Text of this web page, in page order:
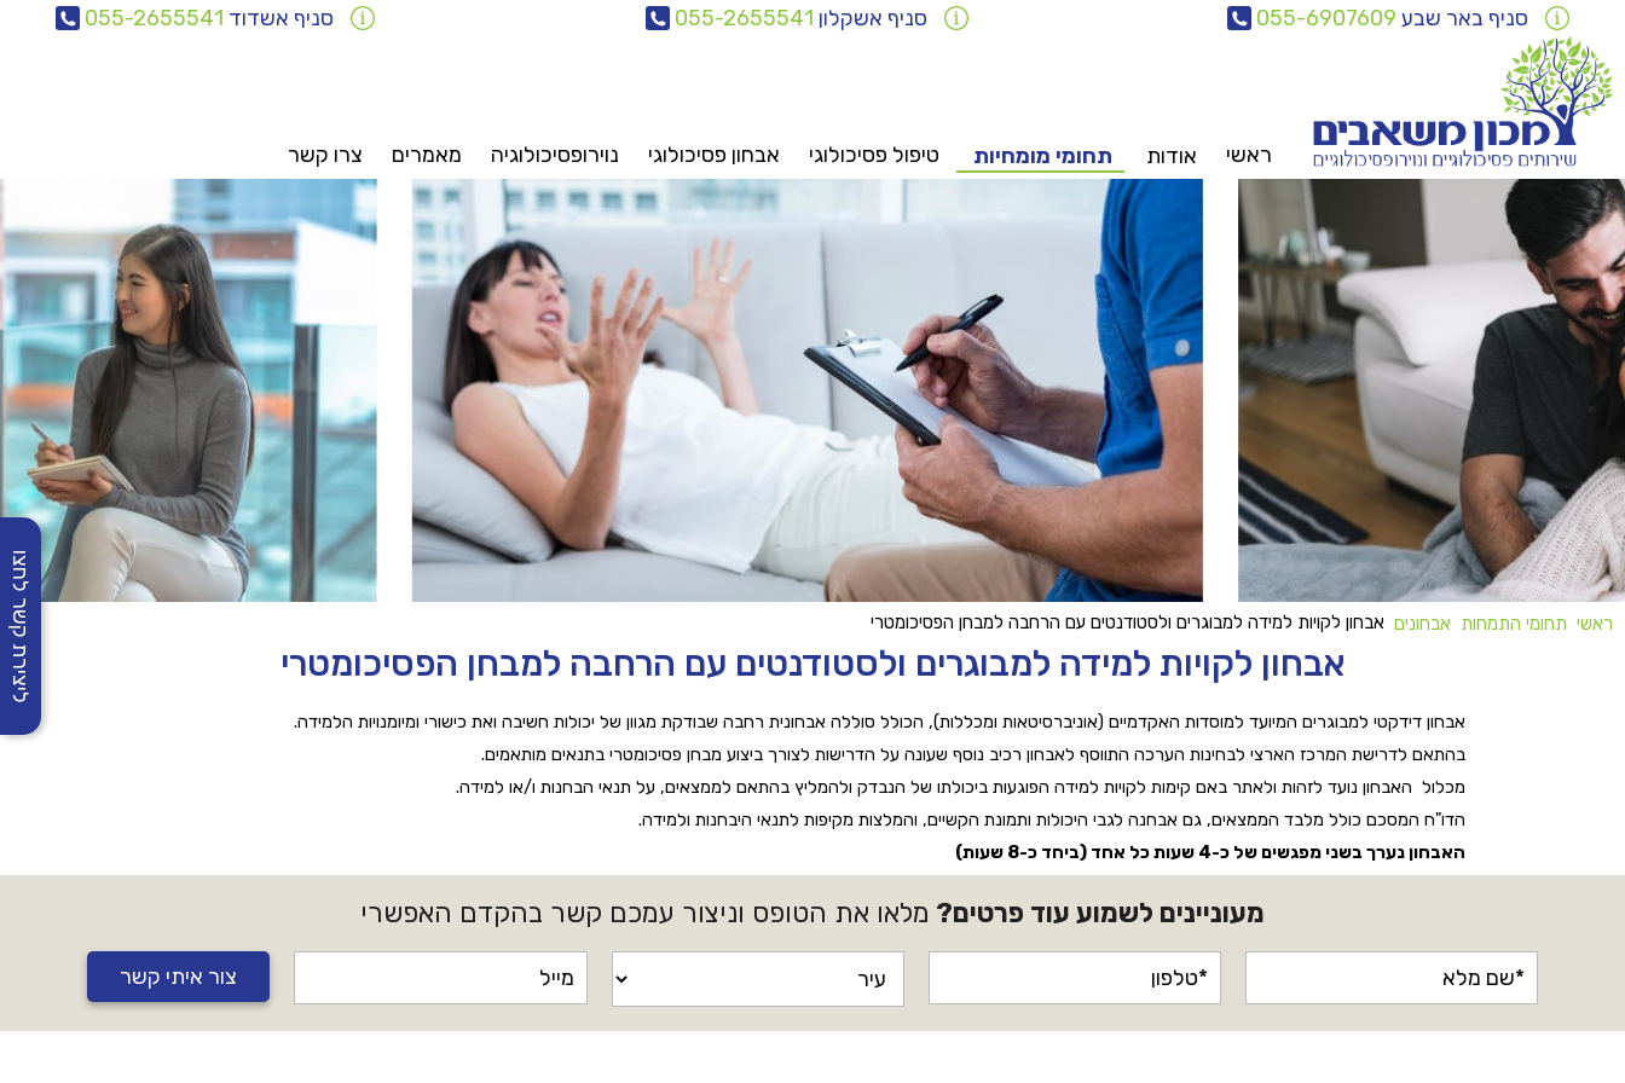
סניף באר שבע 055-6907609 סניף אשקלון 055-2655541 סניף אשדוד 055-2655541
ראשי אודות תחומי מומחיות טיפול פסיכולוגי אבחון פסיכולוגי נוירופסיכולוגיה מאמרים צרו קשר
ראשי תחומי התמחות אבחונים אבחון לקויות למידה למבוגרים ולסטודנטים עם הרחבה למבחן הפסיכומטרי
אבחון לקויות למידה למבוגרים ולסטודנטים עם הרחבה למבחן הפסיכומטרי
אבחון דידקטי למבוגרים המיועד למוסדות האקדמיים (אוניברסיטאות ומכללות), הכולל סוללה אבחונית רחבה שבודקת מגוון של יכולות חשיבה ואת כישורי ומיומנויות הלמידה.
בהתאם לדרישת המרכז הארצי לבחינות הערכה התווסף לאבחון רכיב נוסף שעונה על הדרישות לצורך ביצוע מבחן פסיכומטרי בתנאים מותאמים.
מכלול האבחון נועד לזהות ולאתר באם קימות לקויות למידה הפוגעות ביכולתו של הנבדק ולהמליץ בהתאם לממצאים, על תנאי הבחנות ו/או למידה.
הדו"ח המסכם כולל מלבד הממצאים, גם אבחנה לגבי היכולות ותמונת הקשיים, והמלצות מקיפות לתנאי היבחנות ולמידה.
האבחון נערך בשני מפגשים של כ-4 שעות כל אחד (ביחד כ-8 שעות)
מעוניינים לשמוע עוד פרטים? מלאו את הטופס וניצור עמכם קשר בהקדם האפשרי
צור איתי קשר
ליצירת קשר לחצו